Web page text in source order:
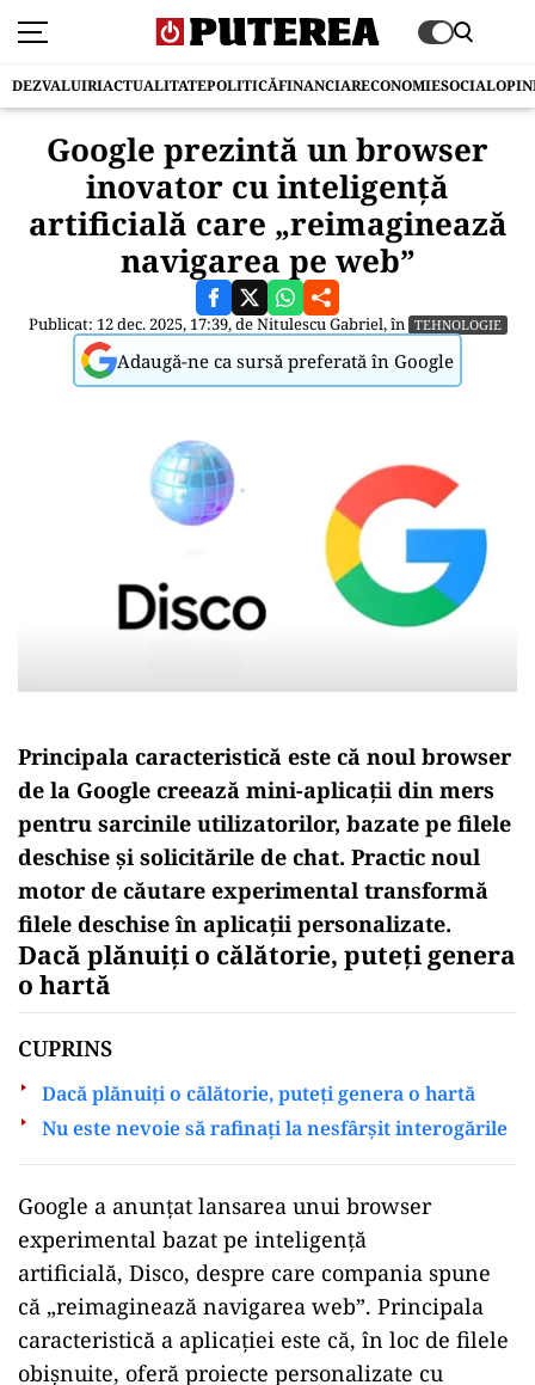
DEZVALUIRIACTUALITATEPOLITICĂFINANCIARECONOMIESOCIAL
Google prezintă un browser
inovator cu inteligență
artificială care „reimaginează
navigarea pe web”
Publicat: 12 dec. 2025, 17:39, deNitulescu Gabriel, în TEHNOLOGIE
Adaugă-ne ca sursă preferată în Google
Principala caracteristică este că noul browser
de la Google creează mini-aplicații din mers
pentru sarcinile utilizatorilor, bazate pe filele
deschise și solicitările de chat. Practic noul
motor de căutare experimental transformă
filele deschise în aplicații personalizate.
Dacă plănuiți o călătorie, puteți genera
o hartă
CUPRINS
Dacă plănuiți o călătorie, puteți genera o hartă
Nu este nevoie să rafinați la nesfârșit interogările
Google a anunțat lansarea unui browser
experimental bazat pe inteligență
artificială, Disco, despre care compania spune
că „reimaginează navigarea web”. Principala
caracteristică a aplicației este că, în loc de filele
obișnuite, oferă proiecte personalizate cu